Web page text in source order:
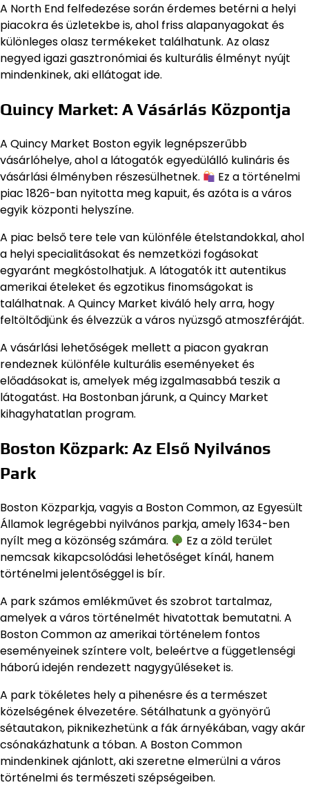
A North End felfedezése során érdemes betérni a helyi
piacokra és üzletekbe is, ahol friss alapanyagokat és
különleges olasz termékeket találhatunk. Az olasz
negyed igazi gasztronómiai és kulturális élményt nyújt
mindenkinek, aki ellátogat ide.
Quincy Market: A Vásárlás Központja
A Quincy Market Boston egyik legnépszerűbb
vásárlóhelye, ahol a látogatók egyedülálló kulináris és
vásárlási élményben részesülhetnek.
Ez a történelmi
piac 1826-ban nyitotta meg kapuit, és azóta is a város
egyik központi helyszíne.
A piac belső tere tele van különféle ételstandokkal, ahol
a helyi specialitásokat és nemzetközi fogásokat
egyaránt megkóstolhatjuk. A látogatók itt autentikus
amerikai ételeket és egzotikus finomságokat is
találhatnak. A Quincy Market kiváló hely arra, hogy
feltöltődjünk és élvezzük a város nyüzsgő atmoszféráját.
A vásárlási lehetőségek mellett a piacon gyakran
rendeznek különféle kulturális eseményeket és
előadásokat is, amelyek még izgalmasabbá teszik a
látogatást. Ha Bostonban járunk, a Quincy Market
kihagyhatatlan program.
Boston Közpark: Az Első Nyilvános
Park
Boston Közparkja, vagyis a Boston Common, az Egyesült
Államok legrégebbi nyilvános parkja, amely 1634-ben
nyílt meg a közönség számára.
Ez a zöld terület
nemcsak kikapcsolódási lehetőséget kínál, hanem
történelmi jelentőséggel is bír.
A park számos emlékművet és szobrot tartalmaz,
amelyek a város történelmét hivatottak bemutatni. A
Boston Common az amerikai történelem fontos
eseményeinek színtere volt, beleértve a függetlenségi
háború idején rendezett nagygyűléseket is.
A park tökéletes hely a pihenésre és a természet
közelségének élvezetére. Sétálhatunk a gyönyörű
sétautakon, piknikezhetünk a fák árnyékában, vagy akár
csónakázhatunk a tóban. A Boston Common
mindenkinek ajánlott, aki szeretne elmerülni a város
történelmi és természeti szépségeiben.